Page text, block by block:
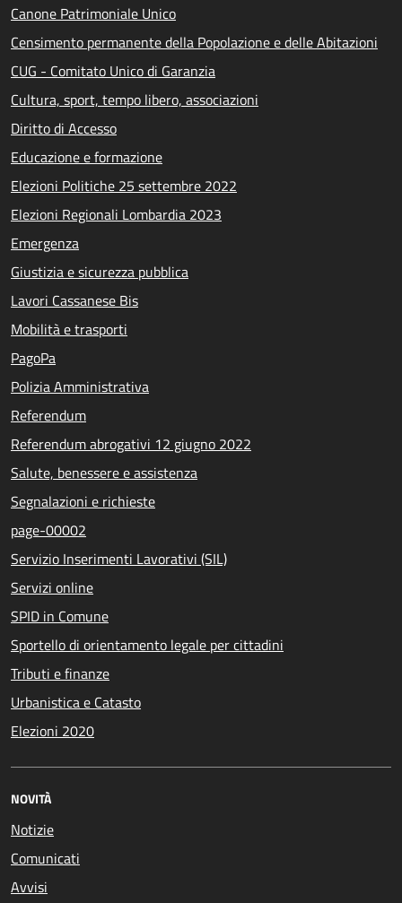
Canone Patrimoniale Unico
Censimento permanente della Popolazione e delle Abitazioni
CUG - Comitato Unico di Garanzia
Cultura, sport, tempo libero, associazioni
Diritto di Accesso
Educazione e formazione
Elezioni Politiche 25 settembre 2022
Elezioni Regionali Lombardia 2023
Emergenza
Giustizia e sicurezza pubblica
Lavori Cassanese Bis
Mobilità e trasporti
PagoPa
Polizia Amministrativa
Referendum
Referendum abrogativi 12 giugno 2022
Salute, benessere e assistenza
Segnalazioni e richieste
page-00002
Servizio Inserimenti Lavorativi (SIL)
Servizi online
SPID in Comune
Sportello di orientamento legale per cittadini
Tributi e finanze
Urbanistica e Catasto
Elezioni 2020
NOVITÀ
Notizie
Comunicati
Avvisi